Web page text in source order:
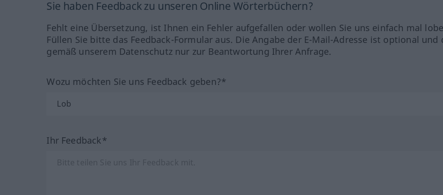
Sie haben Feedback zu unseren Online Wörterbüchern?
Fehlt eine Übersetzung, ist Ihnen ein Fehler aufgefallen oder wollen Sie uns einfach mal
Füllen Sie bitte das Feedback-Formular aus. Die Angabe der E-Mail-Adresse ist optional und
gemäß unserem Datenschutz nur zur Beantwortung Ihrer Anfrage.
Wozu möchten Sie uns Feedback geben?*
Ihr Feedback*